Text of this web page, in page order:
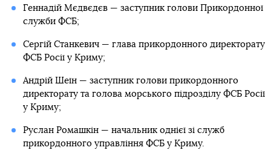
Геннадій Мєдвєдєв — заступник голови Прикордонної
служби ФСБ;
Сергій Станкевич — глава прикордонного директорату
ФСБ Росії у Криму;
Андрій Шеїн — заступник голови прикордонного
директорату та голова морського підрозділу ФСБ Росії
у Криму;
Руслан Ромашкін — начальник однієї зі служб
прикордонного управління ФСБ у Криму.